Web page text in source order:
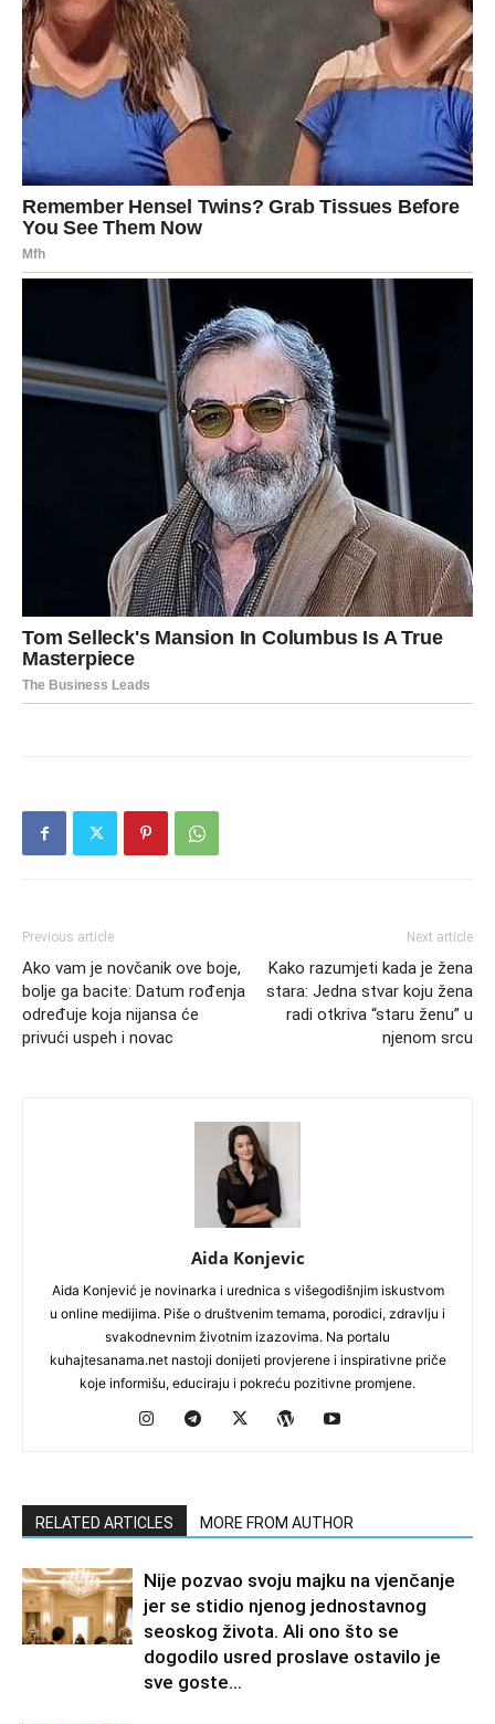
Previous article
Ako vam je novčanik ove boje,
bolje ga bacite: Datum rođenja
određuje koja nijansa će
privući uspeh i novac
Next article
Kako razumjeti kada je žena
stara: Jedna stvar koju žena
radi otkriva “staru ženu” u
njenom srcu
Aida Konjevic
Aida Konjević je novinarka i urednica s višegodišnjim iskustvom
u online medijima. Piše o društvenim temama, porodici, zdravlju i
svakodnevnim životnim izazovima. Na portalu
kuhajtesanama.net nastoji donijeti provjerene i inspirativne priče
koje informišu, educiraju i pokreću pozitivne promjene.
RELATED ARTICLES MORE FROM AUTHOR
Nije pozvao svoju majku na vjenčanje
jer se stidio njenog jednostavnog
seoskog života. Ali ono što se
dogodilo usred proslave ostavilo je
sve goste...